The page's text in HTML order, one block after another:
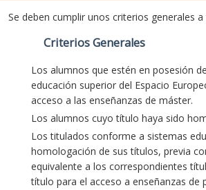
Se deben cumplir unos criterios generales
Criterios Generales
Los alumnos que estén en posesión
educación superior del Espacio
acceso a las enseñanzas de máster.
Los alumnos cuyo título haya sido
Los titulados conforme a sistemas
homologación de sus títulos, previa
equivalente a los correspondientes
título para el acceso a enseñanzas de